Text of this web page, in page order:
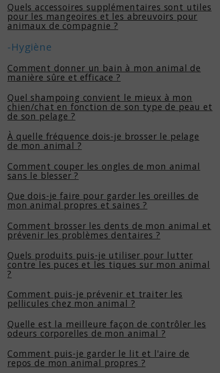
Quels accessoires supplémentaires sont utiles
pour les mangeoires et les abreuvoirs pour
animaux de compagnie ?
-Hygiène
Comment donner un bain à mon animal de
manière sûre et efficace ?
Quel shampoing convient le mieux à mon
chien/chat en fonction de son type de peau et
de son pelage ?
À quelle fréquence dois-je brosser le pelage
de mon animal ?
Comment couper les ongles de mon animal
sans le blesser ?
Que dois-je faire pour garder les oreilles de
mon animal propres et saines ?
Comment brosser les dents de mon animal et
prévenir les problèmes dentaires ?
Quels produits puis-je utiliser pour lutter
contre les puces et les tiques sur mon animal
?
Comment puis-je prévenir et traiter les
pellicules chez mon animal ?
Quelle est la meilleure façon de contrôler les
odeurs corporelles de mon animal ?
Comment puis-je garder le lit et l'aire de
repos de mon animal propres ?